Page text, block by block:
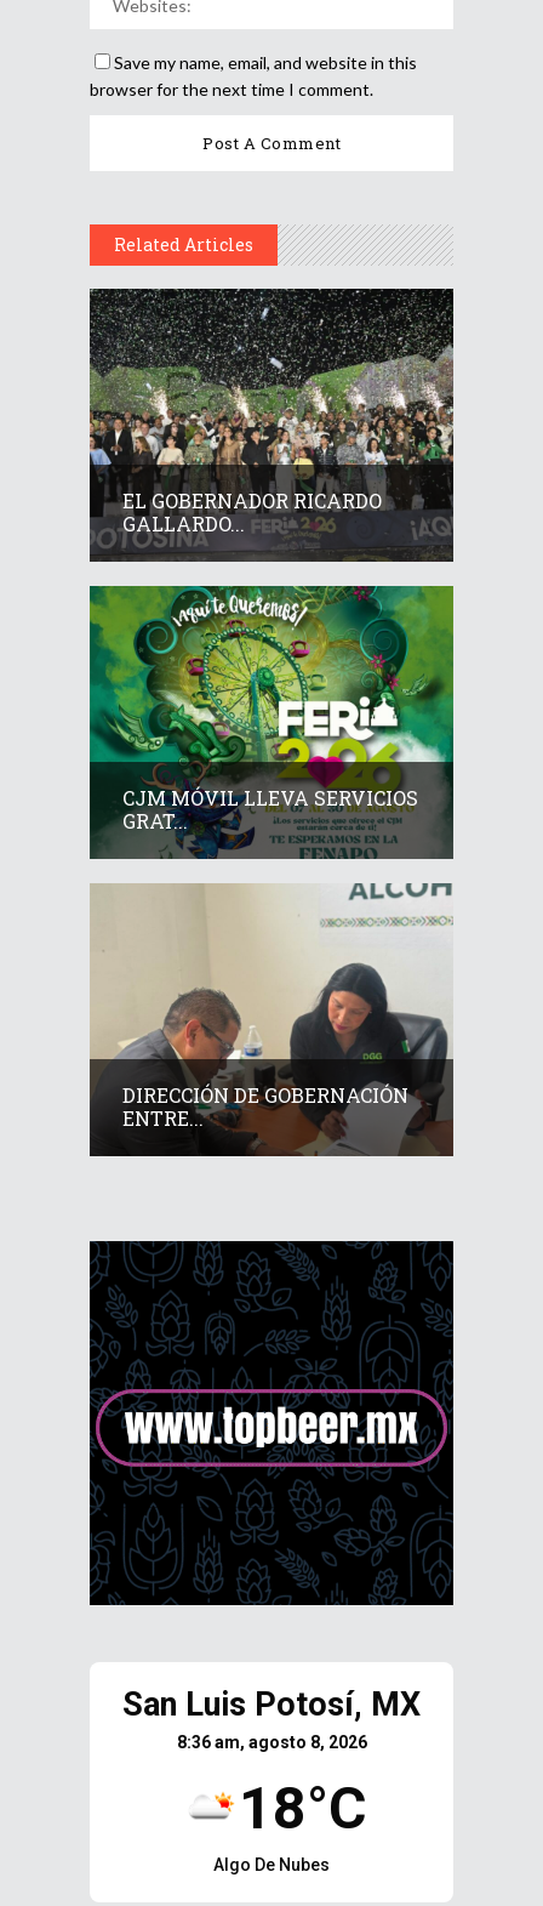
Save my name, email, and website in this
browser for the next time I comment.
Related Articles
EL GOBERNADOR RICARDO
GALLARDO...
CJM MÓVIL LLEVA SERVICIOS
GRAT...
DIRECCIÓN DE GOBERNACIÓN
ENTRE...
San Luis Potosí, MX
8:36 am, agosto 8, 2026
18°C
Algo De Nubes